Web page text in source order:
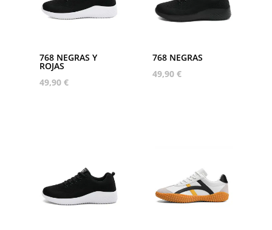
768 NEGRAS Y
ROJAS
49,90 €
768 NEGRAS
49,90€